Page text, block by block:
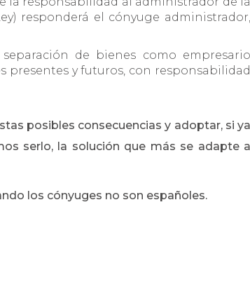
responderá el cónyuge administrador,
de bienes como empresario
presentes y futuros, con responsabilidad
posibles consecuencias y adoptar, si ya
serlo, la solución que más se adapte a
los cónyuges no son españoles.